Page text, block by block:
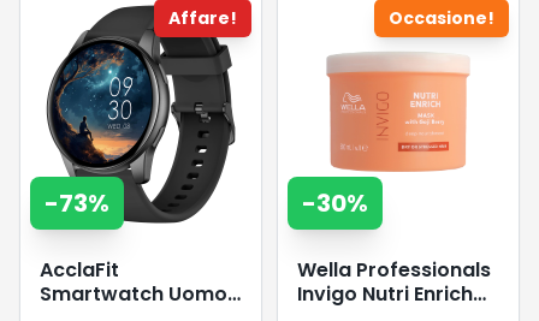
Affare!
-73%
AcclaFit
Smartwatch Uomo
Occasione!
-30%
Wella Professionals
Invigo Nutri Enrich